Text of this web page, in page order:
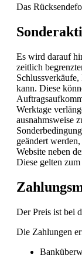
Das
Es wird darauf
zeitlich
kann. Diese
Werktage
ausnahmsweise
geändert
Website neben
Diese gelten
Der Preis ist bei
Die Zahlungen